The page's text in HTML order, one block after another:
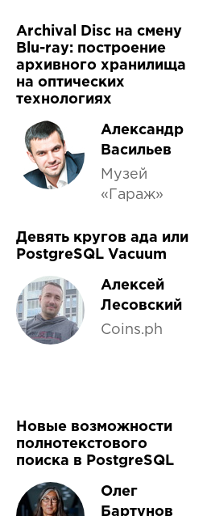
Archival Disc на смену
Blu-ray: построение
архивного хранилища
на оптических
технологиях
Александр
Васильев
Музей
«Гараж»
Девять кругов ада или
PostgreSQL Vacuum
Алексей
Лесовский
Coins.ph
Новые возможности
полнотекстового
поиска в PostgreSQL
Олег
Бартунов